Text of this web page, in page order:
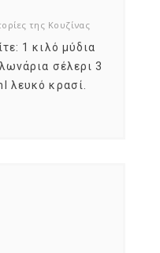
της Κουζίνας
1 κιλό μύδια
σέλερι 3
λευκό κρασί.